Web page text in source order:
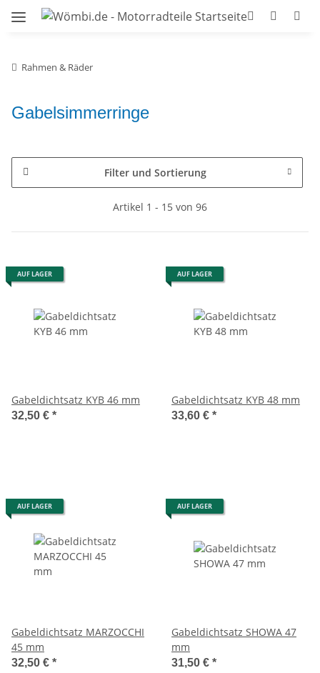
Rahmen & Räder
Gabelsimmerringe
Filter und Sortierung
Artikel 1 - 15 von 96
AUF LAGER
Gabeldichtsatz KYB 46 mm
32,50 € *
AUF LAGER
Gabeldichtsatz KYB 48 mm
33,60 € *
AUF LAGER
Gabeldichtsatz MARZOCCHI
45 mm
32,50 € *
AUF LAGER
Gabeldichtsatz SHOWA 47
mm
31,50 € *